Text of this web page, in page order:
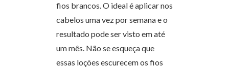
fios brancos. O ideal é aplicar nos
cabelos uma vez por semana e o
resultado pode ser visto em até
um mês. Não se esqueça que
essas loções escurecem os fios